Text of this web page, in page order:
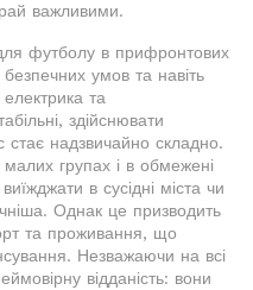
важливими.
футболу в прифронтових
безпечних умов та навіть
та
здійснювати
стає надзвичайно складно.
групах і в обмежені
в сусідні міста чи
Однак це призводить
та проживання, що
Незважаючи на всі
відданість: вони